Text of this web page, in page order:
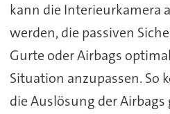
kann die Interieurkamera
werden, die passiven
Gurte oder Airbags
Situation anzupassen. So
die Auslösung der